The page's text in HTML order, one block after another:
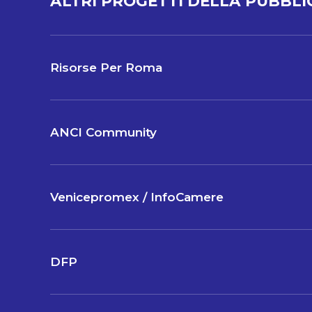
Risorse Per Roma
ANCI Community
Venicepromex / InfoCamere
DFP